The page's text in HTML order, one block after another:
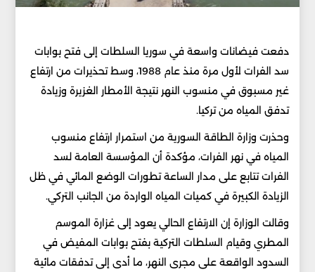
دفعت فيضانات واسعة في سوريا السلطات إلى فتح بوابات
سد الفرات لأول مرة منذ عام 1988، وسط تحذيرات من ارتفاع
غير مسبوق في منسوب النهر نتيجة الأمطار الغزيرة وزيادة
تدفق المياه من تركيا.
وحذرت وزارة الطاقة السورية من استمرار ارتفاع منسوب
المياه في نهر الفرات، مؤكدة أن المؤسسة العامة لسد
الفرات تتابع على مدار الساعة تطورات الوضع المائي في ظل
الزيادة الكبيرة في كميات المياه الواردة من الجانب التركي.
وقالت الوزارة إن الارتفاع الحالي يعود إلى غزارة الموسم
المطري وقيام السلطات التركية بفتح بوابات المفيض في
السدود الواقعة على مجرى النهر، ما أدى إلى تدفقات مائية